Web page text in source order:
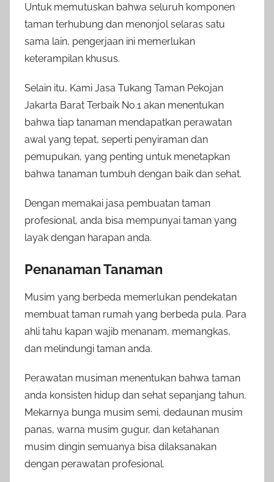
Untuk memutuskan bahwa seluruh komponen
taman terhubung dan menonjol selaras satu
sama lain, pengerjaan ini memerlukan
keterampilan khusus.
Selain itu, Kami Jasa Tukang Taman Pekojan
Jakarta Barat Terbaik No.1 akan menentukan
bahwa tiap tanaman mendapatkan perawatan
awal yang tepat, seperti penyiraman dan
pemupukan, yang penting untuk menetapkan
bahwa tanaman tumbuh dengan baik dan sehat.
Dengan memakai jasa pembuatan taman
profesional, anda bisa mempunyai taman yang
layak dengan harapan anda.
Penanaman Tanaman
Musim yang berbeda memerlukan pendekatan
membuat taman rumah yang berbeda pula. Para
ahli tahu kapan wajib menanam, memangkas,
dan melindungi taman anda.
Perawatan musiman menentukan bahwa taman
anda konsisten hidup dan sehat sepanjang tahun.
Mekarnya bunga musim semi, dedaunan musim
panas, warna musim gugur, dan ketahanan
musim dingin semuanya bisa dilaksanakan
dengan perawatan profesional.